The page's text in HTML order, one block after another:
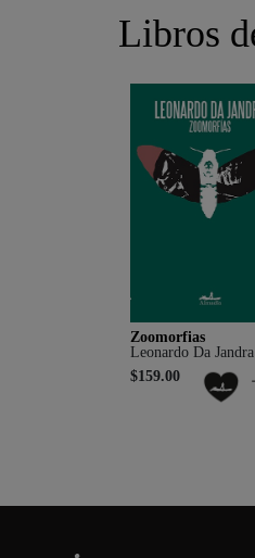
Libros
Zoomorfias
Leonardo Da Jandra
$159.00